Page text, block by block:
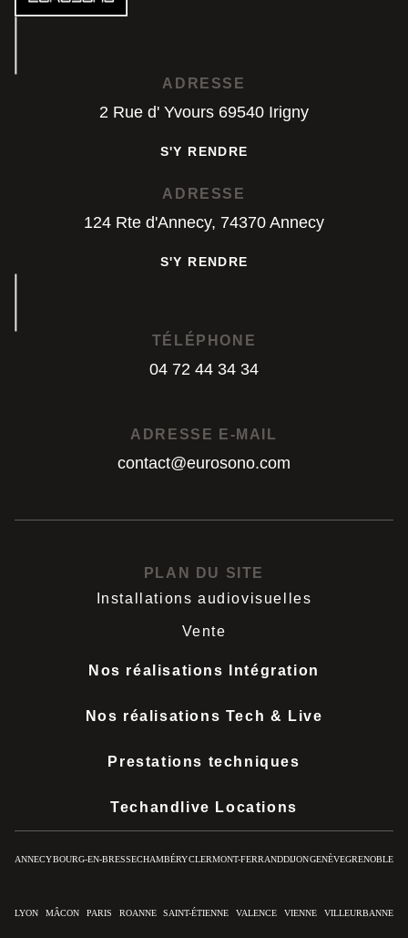
ADRESSE
2 Rue d' Yvours 69540 Irigny
S'Y RENDRE
ADRESSE
124 Rte d'Annecy, 74370 Annecy
S'Y RENDRE
TÉLÉPHONE
04 72 44 34 34
ADRESSE E-MAIL
contact@eurosono.com
PLAN DU SITE
Installations audiovisuelles
Vente
Nos réalisations Intégration
Nos réalisations Tech & Live
Prestations techniques
Techandlive Locations
ANNECYBOURG-EN-BRESSECHAMBÉRYCLERMONT-FERRANDDIJONGENÈVEGRENOBLE
LYON MÂCON PARIS ROANNE SAINT-ÉTIENNE VALENCE VIENNE VILLEURBANNE